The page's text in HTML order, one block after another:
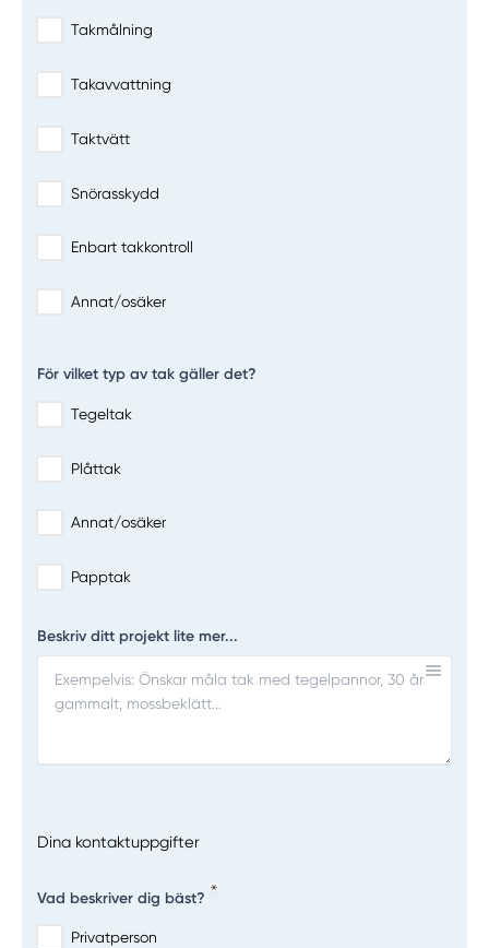
Takmålning
Takavvattning
Taktvätt
Snörasskydd
Enbart takkontroll
Annat/osäker
För vilket typ av tak gäller det?
Tegeltak
Plåttak
Annat/osäker
Papptak
Beskriv ditt projekt lite mer...
Dina kontaktuppgifter
Vad beskriver dig bäst?
Privatperson